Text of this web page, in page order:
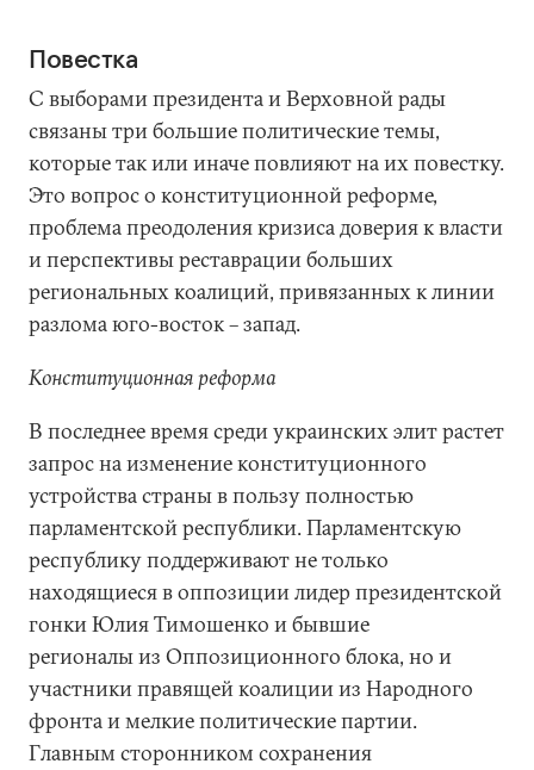
Повестка
С выборами президента и Верховной рады
связаны три большие политические темы,
которые так или иначе повлияют на их повестку.
Это вопрос о конституционной реформе,
проблема преодоления кризиса доверия к власти
и перспективы реставрации больших
региональных коалиций, привязанных к линии
разлома юго-восток – запад.
Конституционная реформа
В последнее время среди украинских элит растет
запрос на изменение конституционного
устройства страны в пользу полностью
парламентской республики. Парламентскую
республику поддерживают не только
находящиеся в оппозиции лидер президентской
гонки Юлия Тимошенко и бывшие
регионалы из Оппозиционного блока, но и
участники правящей коалиции из Народного
фронта и мелкие политические партии.
Главным сторонником сохранения